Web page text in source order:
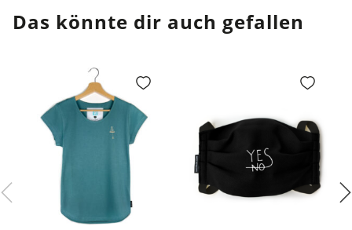
Das könnte dir auch gefallen